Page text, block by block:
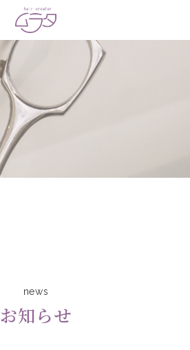
news
お知らせ